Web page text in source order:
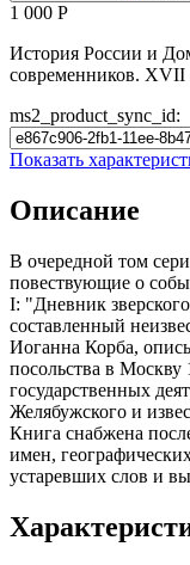
1 000 P
История России и
современников.
ms2_product_sync_id:
Показать
Описание
В очередной том
повествующие о
I: "Дневник
составленный
Иоганна Корба,
посольства в Москву
государственных
Желябужского и
Книга снабжена
имен,
устаревших слов и